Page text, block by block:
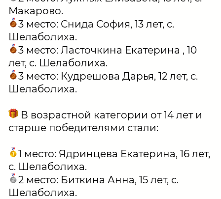
Макарово.
3 место: Снида София, 13 лет, с.
Шелаболиха.
3 место: Ласточкина Екатерина , 10
лет, с. Шелаболиха.
3 место: Кудрешова Дарья, 12 лет, с.
Шелаболиха.
В возрастной категории от 14 лет и
старше победителями стали:
1 место: Ядринцева Екатерина, 16 лет,
с. Шелаболиха.
2 место: Биткина Анна, 15 лет, с.
Шелаболиха.